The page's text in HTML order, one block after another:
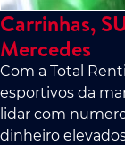
Carrinhas,
Mercedes
Com a Total
esportivos da
lidar com
dinheiro